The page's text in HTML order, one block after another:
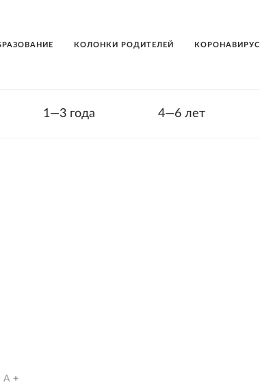
КОЛОНКИ РОДИТЕЛЕЙ КОРОНАВИРУС
1—3 года 4—6 лет
A